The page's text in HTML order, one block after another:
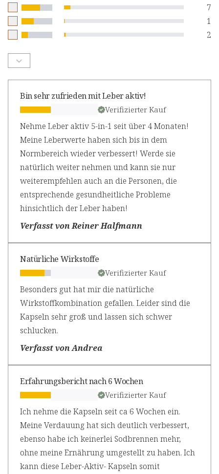
7
1
2
Bin sehr zufrieden mit Leber aktiv!
Verifizierter Kauf
Nehme Leber aktiv 5-in-1 seit über 4 Monaten!
Meine Leberwerte haben sich bis in dem
Normbereich wieder verbessert! Werde sie
natürlich weiter nehmen und kann sie nur
weiterempfehlen auch an die Personen, die
entsprechende gesundheitliche Probleme
hinsichtlich der Leber haben!
Verfasst von Reiner Halfmann
Natürliche Wirkstoffe
Verifizierter Kauf
Besonders gut hat mir die natürliche
Wirkstoffkombination gefallen. Leider sind die
Kapseln sehr groß und lassen sich schwer
schlucken.
Verfasst von Andrea
Erfahrungsbericht nach 6 Wochen
Verifizierter Kauf
Ich nehme die Kapseln seit ca 6 Wochen ein.
Meine Verdauung hat sich deutlich verbessert,
ebenso habe ich keinerlei Sodbrennen mehr,
ohne meine Ernährung umgestellt zu haben. Ich
kann diese Leber-Aktiv- Kapseln somit